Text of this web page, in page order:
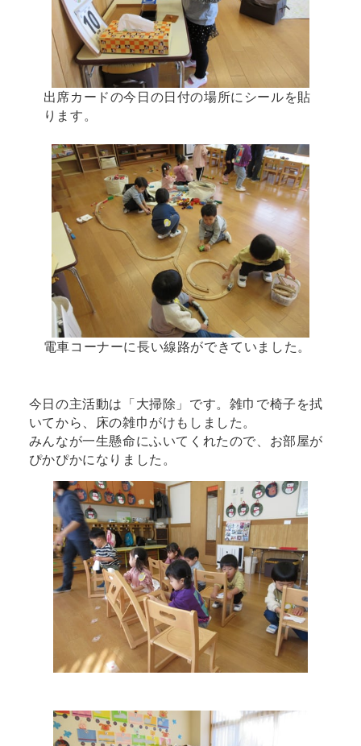
出席カードの今日の日付の場所にシールを貼
ります。
電車コーナーに長い線路ができていました。
今日の主活動は「大掃除」です。雑巾で椅子を拭
いてから、床の雑巾がけもしました。
みんなが一生懸命にふいてくれたので、お部屋が
ぴかぴかになりました。